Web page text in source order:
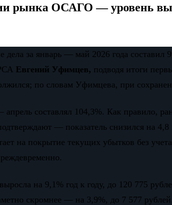
рынка ОСАГО — уровень
за январь — май 2026 года
Евгений Уфимцев, подводя итоги
по словам Уфимцева, при
апрель составлял 104,3%. Как правило,
— показатель снизился на 4,8
на покрытие текущих убытков без
на 9,1% год к году, до 120 775
скромнее — на 3,9%, до 7 577